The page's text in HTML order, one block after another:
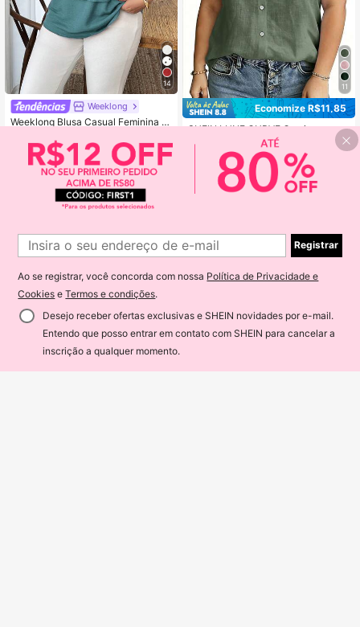
14
Weeklong
Weeklong Blusa Casual Feminina Pl
a, Manga Dolman Solta, Adequada
para Uso Diário e Férias
57,71 -25%
11
Economize R$11,85
SHEIN LUNE CURVE Camisa casual
de verão bordada e tecida em tama
nho grande para férias
ADICIONAR AO CARRINHO
Registrar
Ao se registrar, você concorda com nossa Política de Privacidade e
Cookies eTermos e condições.
Desejo receber ofertas exclusivas e SHEIN novidades por e-mail.
Entendo que posso entrar em contato com SHEIN para cancelar a
inscrição a qualquer momento.